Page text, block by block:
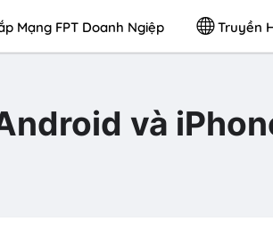
Mạng FPT Doanh Ngiệp Truyền
và